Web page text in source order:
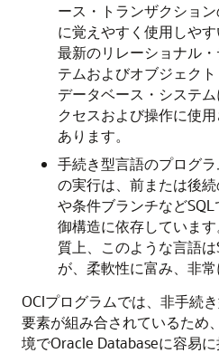
ース・トランザクショ
に覚えやすく使用しやす
最新のリレーショナル
テムおよびオブジェク
データベース・システ
クセスおよび操作に使
あります。
手続き型言語のプログ
の実行は、前または後
や条件ブランチなど
御構造に依存していま
質上、このような言語
が、柔軟性に富み、非常
OCIプログラムでは、非手続
要素が組み合されているため
境でOracle Databaseに容易に